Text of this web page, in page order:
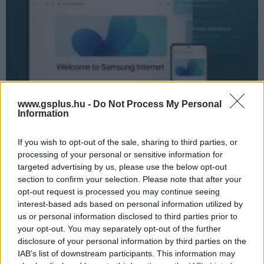
www.gsplus.hu - Do Not Process My Personal
Information
If you wish to opt-out of the sale, sharing to third parties, or
processing of your personal or sensitive information for
targeted advertising by us, please use the below opt-out
section to confirm your selection. Please note that after your
opt-out request is processed you may continue seeing
interest-based ads based on personal information utilized by
us or personal information disclosed to third parties prior to
your opt-out. You may separately opt-out of the further
disclosure of your personal information by third parties on the
IAB’s list of downstream participants. This information may
Ha úgy érzed, nincs még elég böngésző, amiből
válogatni lehet, akkor remek hír: új, PC-s verzióval
jelentkezett a Samsung Internet
pcwplus.hu | 2025.11.07 18:41
A Galaxy ökoszisztémában mostantól a mobilról az asztali
gépre is zökkenőmentesen átnyúlhat a böngészés élménye